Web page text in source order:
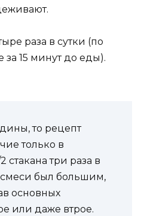
раза в сутки (по
15 минут до еды).
то рецепт
только в
стакана три раза в
был большим,
основных
или даже втрое.